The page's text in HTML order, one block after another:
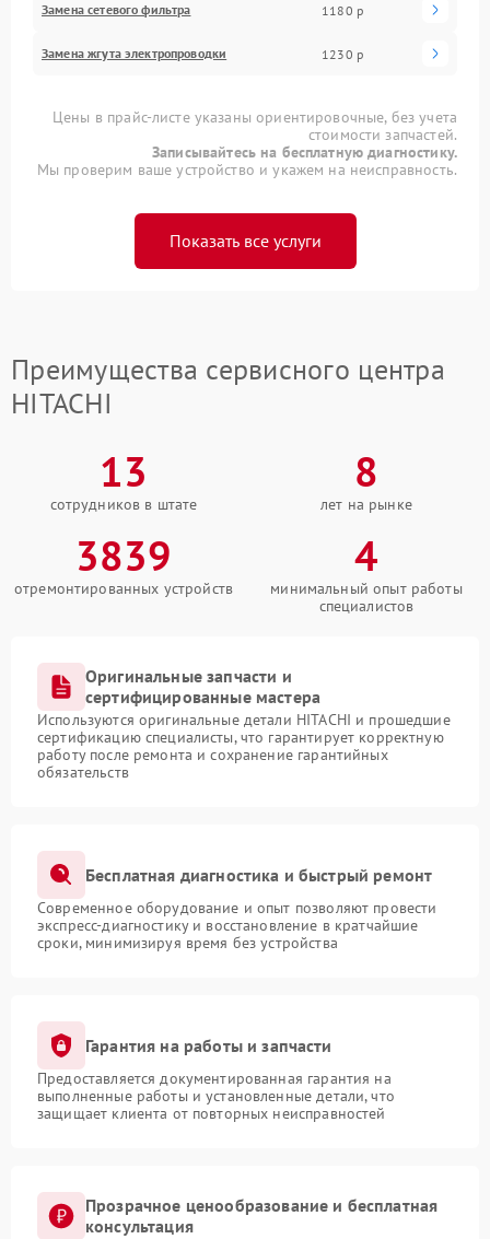
Замена сетевого фильтра 1180 р
Замена жгута электропроводки 1230 р
Цены в прайс-листе указаны ориентировочные, без учета
стоимости запчастей.
Записывайтесь на бесплатную диагностику.
Мы проверим ваше устройство и укажем на неисправность.
Показать все услуги
Преимущества сервисного центра
HITACHI
13
сотрудников в штате
8
лет на рынке
3839
отремонтированных устройств
4
минимальный опыт работы
специалистов
Оригинальные запчасти и
сертифицированные мастера
Используются оригинальные детали HITACHI и прошедшие
сертификацию специалисты, что гарантирует корректную
работу после ремонта и сохранение гарантийных
обязательств
Бесплатная диагностика и быстрый ремонт
Современное оборудование и опыт позволяют провести
экспресс-диагностику и восстановление в кратчайшие
сроки, минимизируя время без устройства
Гарантия на работы и запчасти
Предоставляется документированная гарантия на
выполненные работы и установленные детали, что
защищает клиента от повторных неисправностей
Прозрачное ценообразование и бесплатная
консультация